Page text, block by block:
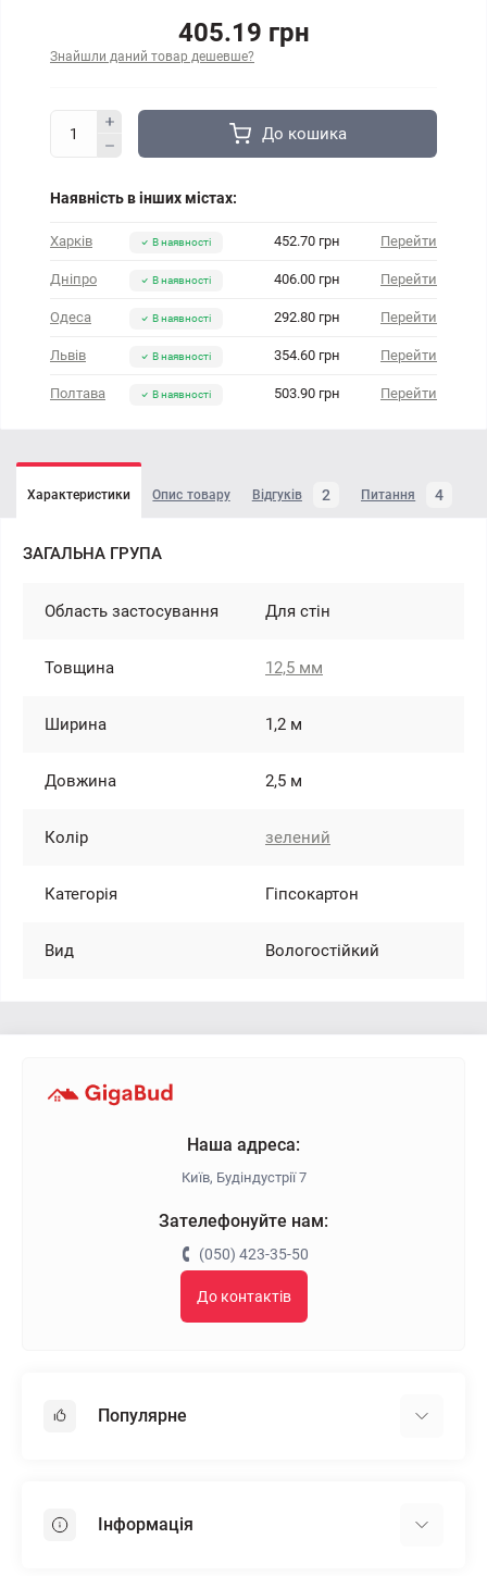
405.19 грн
Знайшли даний товар дешевше?
До кошика
Наявність в інших містах:
Харків В наявності 452.70 грн Перейти
Дніпро В наявності 406.00 грн Перейти
Одеса В наявності 292.80 грн Перейти
Львів В наявності 354.60 грн Перейти
Полтава В наявності 503.90 грн Перейти
Характеристики Опис товару Відгуків 2 Питання 4
ЗАГАЛЬНА ГРУПА
Область застосування Для стін
Товщина 12,5 мм
Ширина 1,2 м
Довжина 2,5 м
Колір зелений
Категорія Гіпсокартон
Вид Вологостійкий
Наша адреса:
Київ, Будіндустрії 7
Зателефонуйте нам:
(050) 423-35-50
До контактів
Популярне
Пінопласт
Інформація